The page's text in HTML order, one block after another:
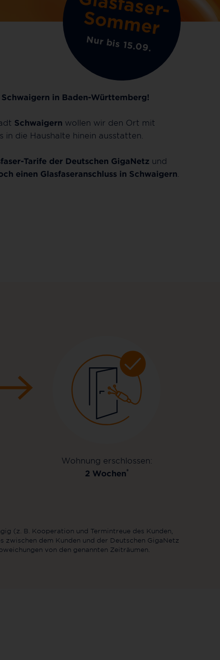
S
r
Nur bis 15.09.
in Baden-Württemberg!
Schwaigern wollen wir den Ort mit
in die Haushalte hinein ausstatten.
Tarife der Deutschen GigaNetz und
einen Glasfaseranschluss in Schwaigern
Wohnung erschlossen:
2 Wochen*
(z. B. Kooperation und Termintreue des Kunden,
dem Kunden und der Deutschen GigaNetz
von den genannten Zeiträumen.